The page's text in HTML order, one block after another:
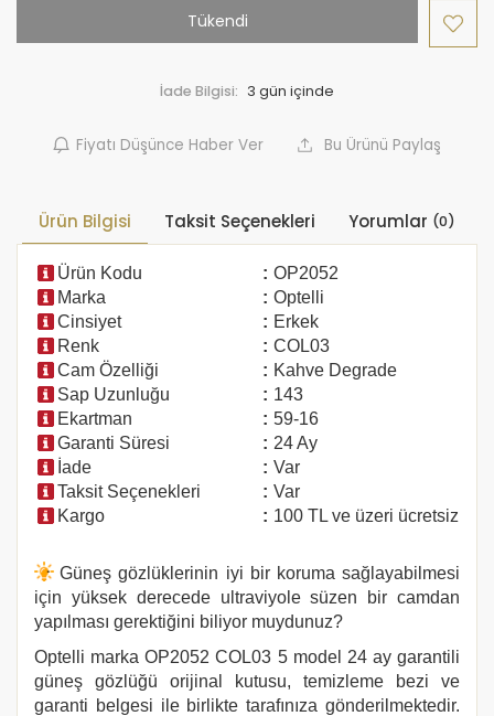
Tükendi
İade Bilgisi:
Fiyatı Düşünce Haber Ver Bu Ürünü Paylaş
Ürün Bilgisi Taksit Seçenekleri Yorumlar (0)
Ürün Kodu : OP2052
Marka
: Optelli
Cinsiyet
: Erkek
Renk
: COL03
Cam Özelliği
: Kahve Degrade
Sap Uzunluğu
: 143
Ekartman
: 59-16
Garanti Süresi
: 24 Ay
İade
: Var
Taksit Seçenekleri
: Var
Kargo
: 100 TL ve üzeri ücretsiz
Güneş gözlüklerinin iyi bir koruma sağlayabilmesi
için yüksek derecede ultraviyole süzen bir camdan
yapılması gerektiğini biliyor muydunuz?
Optelli markaOP2052 COL03 5model 24 ay garantili
güneş gözlüğü orijinal kutusu, temizleme bezi ve
garanti belgesi ile birlikte tarafınıza gönderilmektedir.